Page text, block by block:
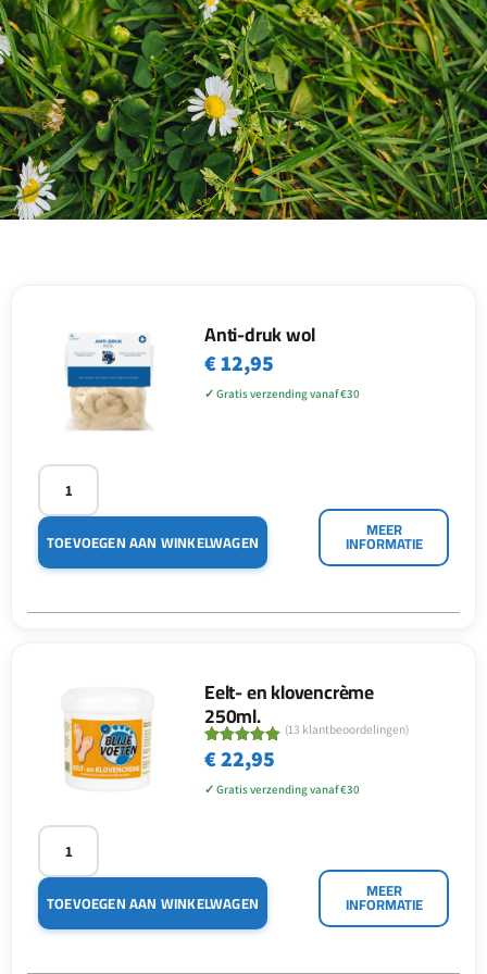
Anti-druk wol
€12,95
TOEVOEGEN AAN WINKELWAGEN MEER
INFORMATIE
Eelt- en klovencrème
250ml.
Gewaardeerd
5.00op 5
gebaseerd
op
13
klant
(13 klantbeoordelingen)
€22,95
TOEVOEGEN AAN WINKELWAGEN MEER
INFORMATIE